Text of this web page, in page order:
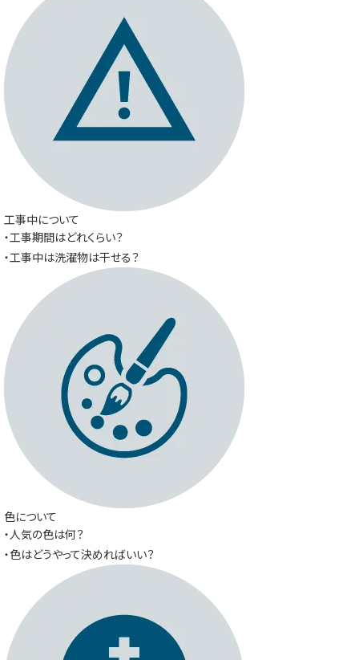
工事中について
・工事期間はどれくらい？
・工事中は洗濯物は干せる？
色について
・人気の色は何？
・色はどうやって決めればいい？